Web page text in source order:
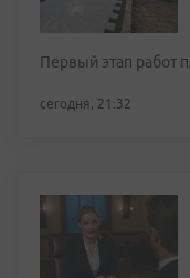
Первый этап работ
сегодня, 21:32